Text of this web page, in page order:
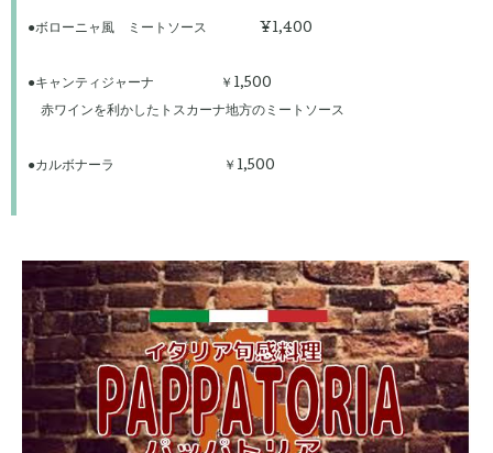
●ボローニャ風 ミートソース ¥1,400
●キャンティジャーナ ￥1,500
赤ワインを利かしたトスカーナ地方のミートソース
●カルボナーラ ￥1,500